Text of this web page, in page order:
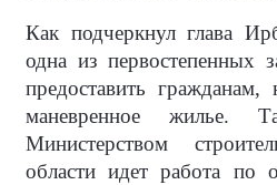
Как подчеркнул глава
одна из первостепенных
предоставить
маневренное жилье.
Министерством
области идет работа по